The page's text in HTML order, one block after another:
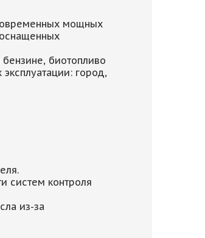
мощных
биотопливо
город,
систем контроля
из-за